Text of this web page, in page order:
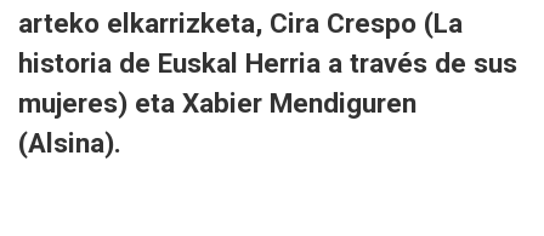
arteko elkarrizketa, Cira Crespo (La
historia de Euskal Herria a través de sus
mujeres) eta Xabier Mendiguren
(Alsina).